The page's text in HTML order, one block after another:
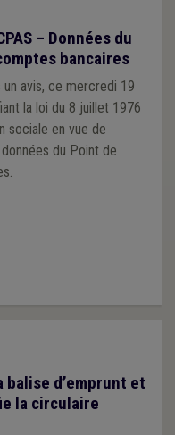
– Données du
bancaires
avis, ce mercredi 19
la loi du 8 juillet 1976
sociale en vue de
du Point de
d’emprunt et
la circulaire